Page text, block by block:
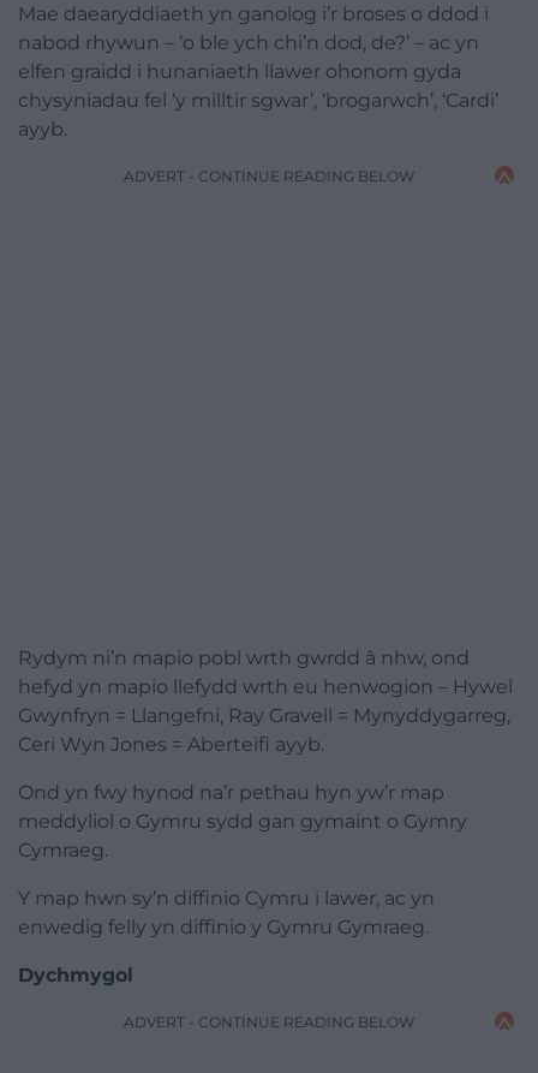
Mae daearyddiaeth yn ganolog i’r broses o ddod i
nabod rhywun – ‘o ble ych chi’n dod, de?’ – ac yn
elfen graidd i hunaniaeth llawer ohonom gyda
chysyniadau fel ‘y milltir sgwar’, ‘brogarwch’, ‘Cardi’
ayyb.
ADVERT - CONTINUE READING BELOW
Rydym ni’n mapio pobl wrth gwrdd â nhw, ond
hefyd yn mapio llefydd wrth eu henwogion – Hywel
Gwynfryn = Llangefni, Ray Gravell = Mynyddygarreg,
Ceri Wyn Jones = Aberteifi ayyb.
Ond yn fwy hynod na’r pethau hyn yw’r map
meddyliol o Gymru sydd gan gymaint o Gymry
Cymraeg.
Y map hwn sy’n diffinio Cymru i lawer, ac yn
enwedig felly yn diffinio y Gymru Gymraeg.
Dychmygol
ADVERT - CONTINUE READING BELOW